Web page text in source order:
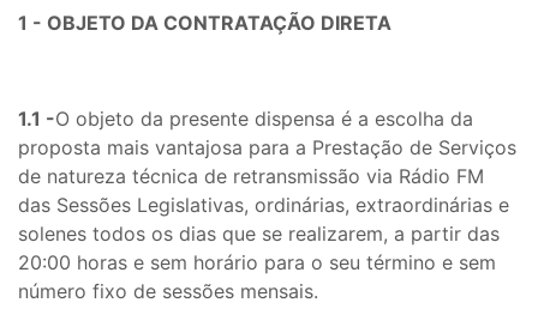
1 - OBJETO DA CONTRATAÇÃO DIRETA
1.1 -O objeto da presente dispensa é a escolha da
proposta mais vantajosa para a Prestação de Serviços
de natureza técnica de retransmissão via Rádio FM
das Sessões Legislativas, ordinárias, extraordinárias e
solenes todos os dias que se realizarem, a partir das
20:00 horas e sem horário para o seu término e sem
número fixo de sessões mensais.